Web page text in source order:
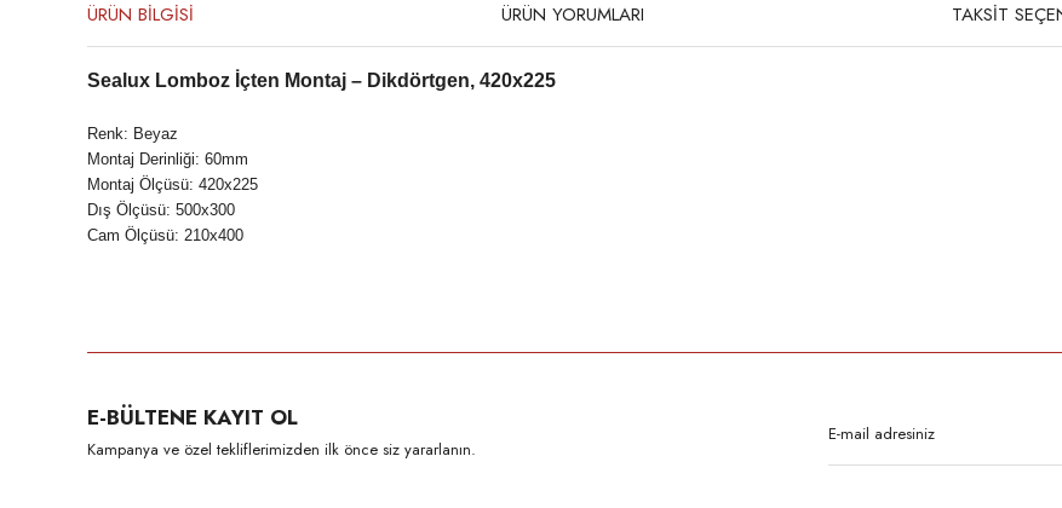
ÜRÜN BİLGİSİ ÜRÜN YORUMLARI TAKSİT
Sealux Lomboz İçten Montaj – Dikdörtgen, 420x225
Renk: Beyaz
Montaj Derinliği: 60mm
Montaj Ölçüsü: 420x225
Dış Ölçüsü: 500x300
Cam Ölçüsü: 210x400
Ürün açıklamasında eksik bilgiler bulunuyor.
Ürün bilgilerinde hatalar bulunuyor.
E-BÜLTENE KAYIT OL
Kampanya ve özel tekliflerimizden ilk önce siz yararlanın.